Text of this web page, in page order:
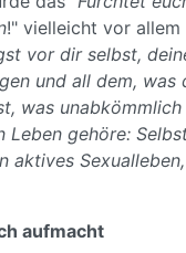
!" vielleicht vor allem
vor dir selbst,
und all dem, was
was unabkömmlich
Leben gehöre:
aktives
aufmacht